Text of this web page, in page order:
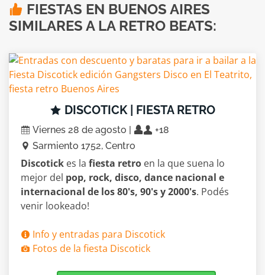
FIESTAS EN BUENOS AIRES
SIMILARES A LA RETRO BEATS:
DISCOTICK | FIESTA RETRO
Viernes 28 de agosto |
+18
Sarmiento 1752, Centro
Discotick es la fiesta retro en la que suena lo
mejor del pop, rock, disco, dance nacional e
internacional de los 80's, 90's y 2000's. Podés
venir lookeado!
Info y entradas para Discotick
Fotos de la fiesta Discotick